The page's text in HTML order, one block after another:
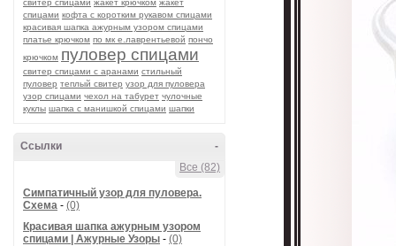
свитер спицами жакет крючком жакет
спицами кофта с коротким рукавом спицами
красивая шапка ажурным узором спицами
платье крючком по мк е.лаврентьевой пончо
крючком пуловер спицами
свитер спицами с аранами стильный
пуловер теплый свитер узор для пуловера
узор спицами чехол на табурет чулочные
куклы шапка с манишкой спицами шапки
-
Ссылки
Все (82)
Симпатичный узор для пуловера.
Схема - (0)
Красивая шапка ажурным узором
спицами | Ажурные Узоры - (0)